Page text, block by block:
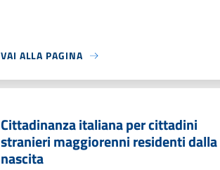
VAI ALLA PAGINA
Cittadinanza italiana per cittadini
stranieri maggiorenni residenti dalla
nascita